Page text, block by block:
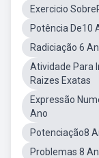
Exercicio
Potência De10
Radiciação 6
Atividade Para
Raizes Exatas
Expressão
Ano
Potenciação8
Problemas 8